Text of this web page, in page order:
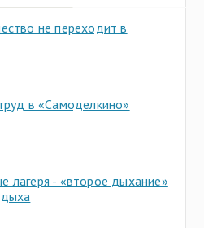
не переходит в
в «Самоделкино»
лагеря - «второе дыхание»